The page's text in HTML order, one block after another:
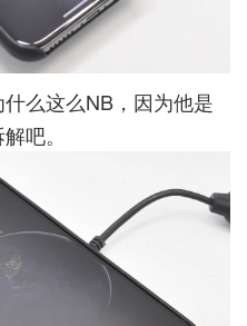
么这么NB，因为他是
吧。